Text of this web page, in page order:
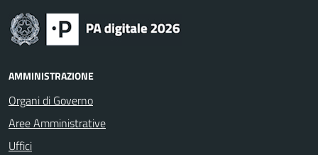
AMMINISTRAZIONE
Organi di Governo
Aree Amministrative
Uffici